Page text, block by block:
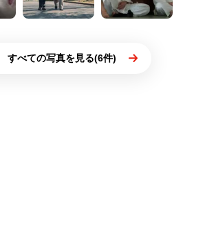
すべての写真を見る(6件)